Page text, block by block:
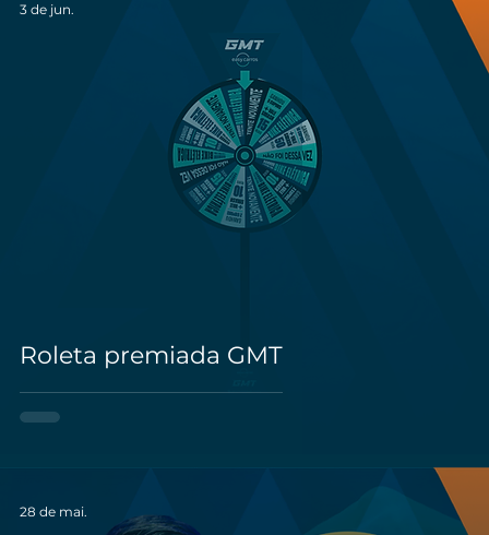
Roleta premiada GMT
3 de jun.
28 de mai.